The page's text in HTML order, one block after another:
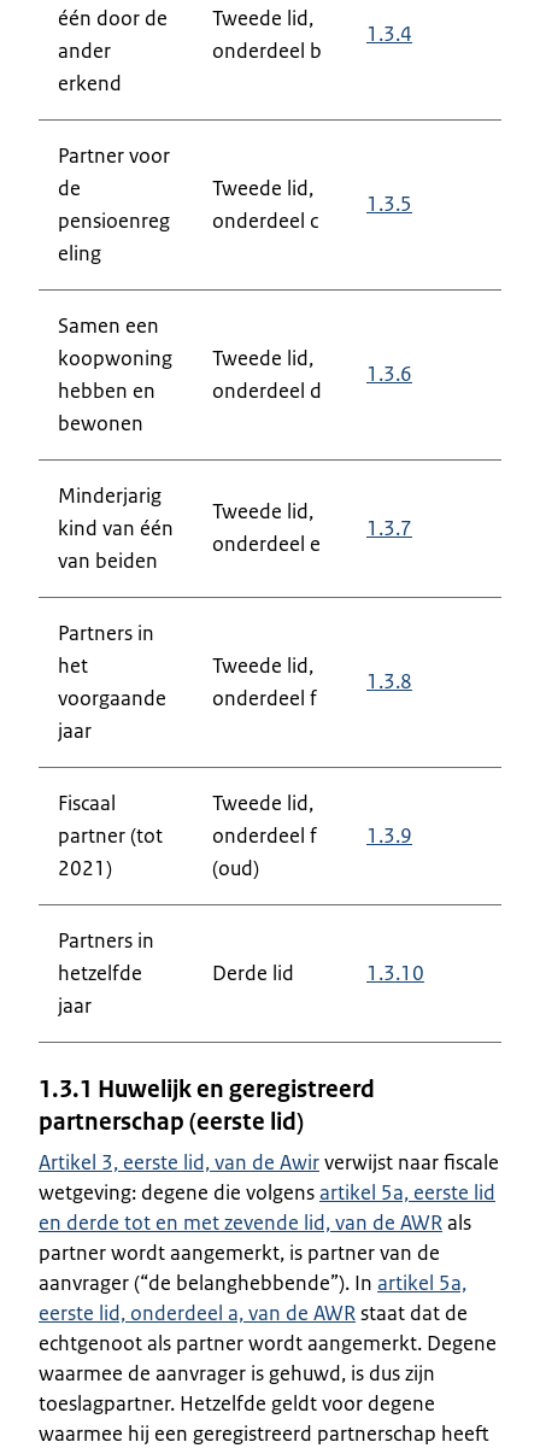
één door de
ander
erkend
Tweede lid,
onderdeel b
1.3.4
Partner voor
de
pensioenreg
eling
Tweede lid,
onderdeel c
1.3.5
Samen een
koopwoning
hebben en
bewonen
Tweede lid,
onderdeel d
1.3.6
Minderjarig
kind van één
van beiden
Tweede lid,
onderdeel e
1.3.7
Partners in
het
voorgaande
jaar
Tweede lid,
onderdeel f
1.3.8
Fiscaal
partner (tot
2021)
Tweede lid,
onderdeel f
(oud)
1.3.9
Partners in
hetzelfde
jaar
Derde lid 1.3.10
1.3.1 Huwelijk en geregistreerd
partnerschap (eerste lid)
Artikel 3, eerste lid, van de Awirverwijst naar fiscale
wetgeving: degene die volgensartikel 5a, eerste lid
en derde tot en met zevende lid, van de AWRals
partner wordt aangemerkt, is partner van de
aanvrager (“de belanghebbende”). In artikel 5a,
eerste lid, onderdeel a, van de AWRstaat dat de
echtgenoot als partner wordt aangemerkt. Degene
waarmee de aanvrager is gehuwd, is dus zijn
toeslagpartner. Hetzelfde geldt voor degene
waarmee hij een geregistreerd partnerschap heeft